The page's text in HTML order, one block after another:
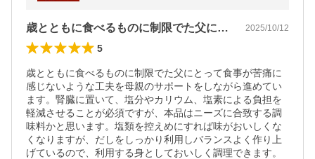
歳とともに食べるものに制限でた父にとっ… 2025/10/12
5
歳とともに食べるものに制限でた父にとって食事が苦痛に
感じないような工夫を母親のサポートをしながら進めてい
ます。腎臓に置いて、塩分やカリウム、塩素による負担を
軽減させることが必須ですが、本品はニーズに合致する調
味料かと思います。塩類を控えめにすれば味がおいしくな
くなりますが、だしをしっかり利用しバランスよく作り上
げているので、利用する身としておいしく調理できます。